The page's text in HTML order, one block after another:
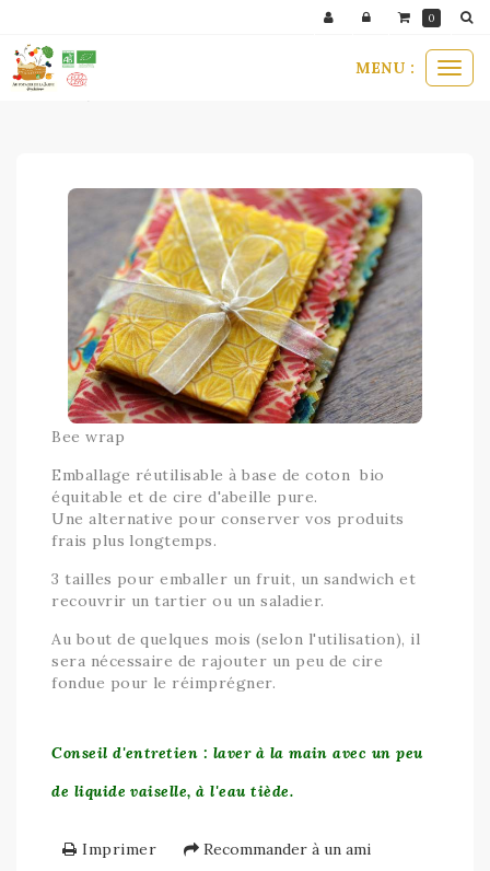
MENU :
bee wrap
Bee wrap
Emballage réutilisable à base de coton bio
équitable et de cire d'abeille pure.
Une alternative pour conserver vos produits
frais plus longtemps.
3 tailles pour emballer un fruit, un sandwich et
recouvrir un tartier ou un saladier.
Au bout de quelques mois (selon l'utilisation), il
sera nécessaire de rajouter un peu de cire
fondue pour le réimprégner.
Conseil d'entretien : laver à la main avec un peu
de liquide vaiselle, à l'eau tiède.
Imprimer Recommander à un ami
0